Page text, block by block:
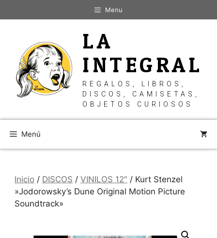
al
Menu
LA
INTEGRAL
REGALOS, LIBROS,
DISCOS, CAMISETAS,
OBJETOS CURIOSOS
Menú
Inicio / DISCOS / VINILOS 12" / Kurt Stenzel
‎»Jodorowsky’s Dune Original Motion Picture
Soundtrack»